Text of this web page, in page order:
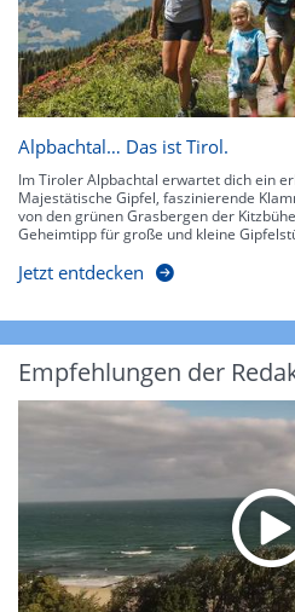
Alpbachtal… Das ist Tirol.
Im Tiroler Alpbachtal erwartet dich ein
Majestätische Gipfel, faszinierende
von den grünen Grasbergen der
Geheimtipp für große und kleine
Jetzt entdecken
Empfehlungen der